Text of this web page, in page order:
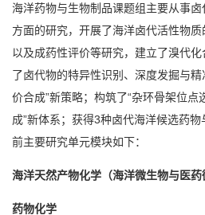
海洋药物与生物制品课题组主要从事
方面的研究，开展了海洋卤代活性物
以及成药性评价等研究，建立了溴代
了卤代物的特异性识别、深度发掘与
价合成”新策略；构筑了“杂环骨架位
成”新体系；获得3种卤代海洋候选药
前主要研究单元模块如下：
海洋天然产物化学（海洋微生物与医药
药物化学